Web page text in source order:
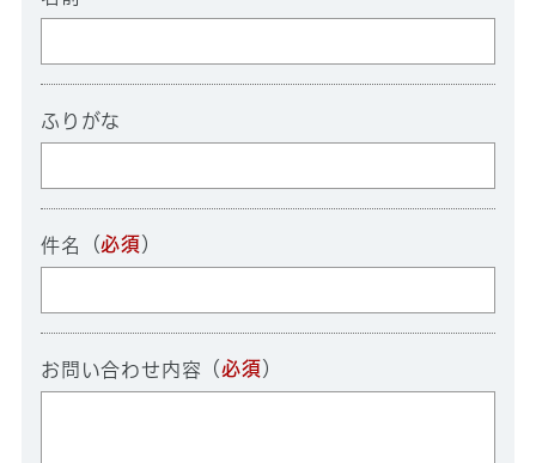
ふりがな
件名 （必須 ）
お問い合わせ内容 （必須 ）